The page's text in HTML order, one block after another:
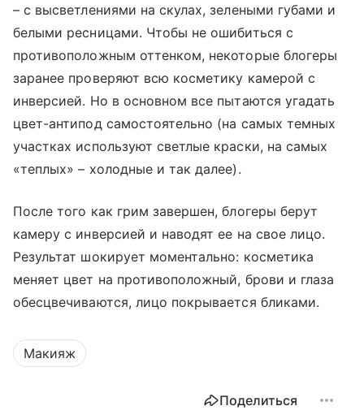
– с высветлениями на скулах, зелеными губами и
белыми ресницами. Чтобы не ошибиться с
противоположным оттенком, некоторые блогеры
заранее проверяют всю косметику камерой с
инверсией. Но в основном все пытаются угадать
цвет-антипод самостоятельно (на самых темных
участках используют светлые краски, на самых
«теплых» – холодные и так далее).
После того как грим завершен, блогеры берут
камеру с инверсией и наводят ее на свое лицо.
Результат шокирует моментально: косметика
меняет цвет на противоположный, брови и глаза
обесцвечиваются, лицо покрывается бликами.
Макияж
Поделиться